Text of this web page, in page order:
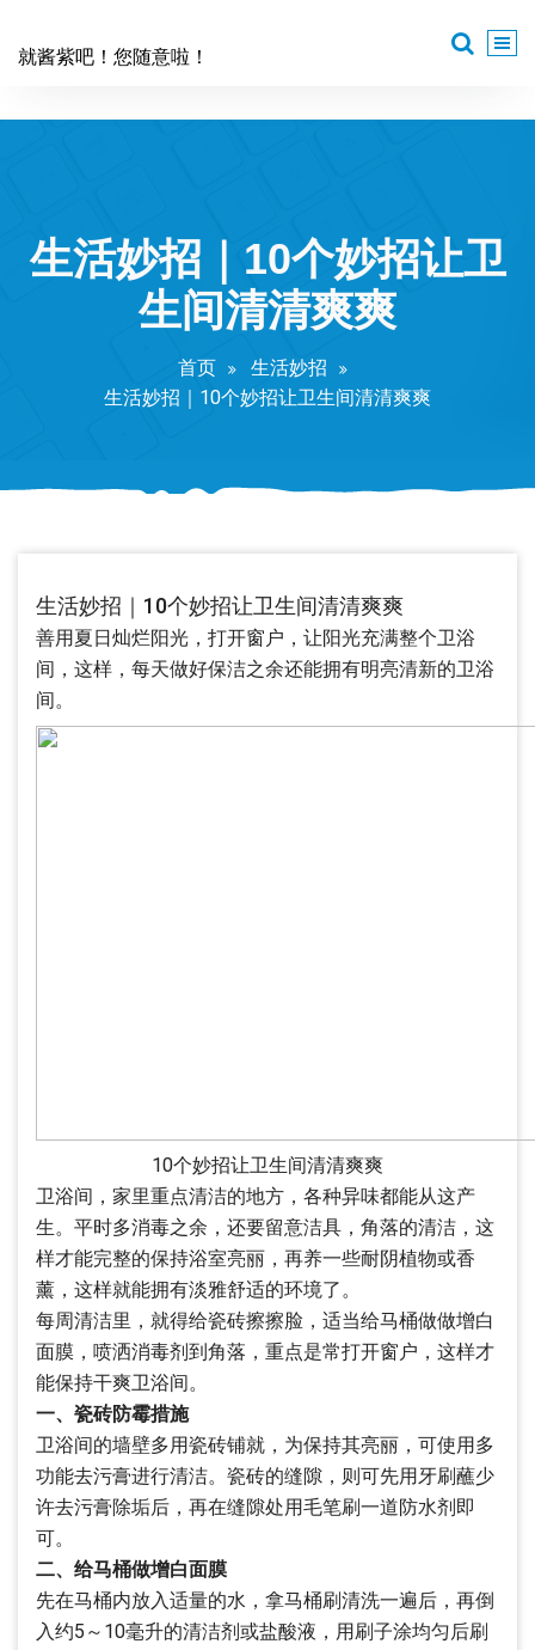
就酱紫吧！您随意啦！
生活妙招｜10个妙招让卫
生间清清爽爽
首页
生活妙招
生活妙招｜10个妙招让卫生间清清爽爽
生活妙招｜10个妙招让卫生间清清爽爽
善用夏日灿烂阳光，打开窗户，让阳光充满整个卫浴
间，这样，每天做好保洁之余还能拥有明亮清新的卫浴
间。
10个妙招让卫生间清清爽爽
卫浴间，家里重点清洁的地方，各种异味都能从这产
生。平时多消毒之余，还要留意洁具，角落的清洁，这
样才能完整的保持浴室亮丽，再养一些耐阴植物或香
薰，这样就能拥有淡雅舒适的环境了。
每周清洁里，就得给瓷砖擦擦脸，适当给马桶做做增白
面膜，喷洒消毒剂到角落，重点是常打开窗户，这样才
能保持干爽卫浴间。
一、瓷砖防霉措施
卫浴间的墙壁多用瓷砖铺就，为保持其亮丽，可使用多
功能去污膏进行清洁。瓷砖的缝隙，则可先用牙刷蘸少
许去污膏除垢后，再在缝隙处用毛笔刷一道防水剂即
可。
二、给马桶做增白面膜
先在马桶内放入适量的水，拿马桶刷清洗一遍后，再倒
入约5～10毫升的清洁剂或盐酸液，用刷子涂均匀后刷